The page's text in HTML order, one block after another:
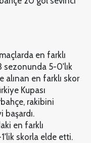
en farklı
sezonunda 5-0'lık
alınan en farklı skor
Kupası
rakibini
en farklı
skorla elde etti.